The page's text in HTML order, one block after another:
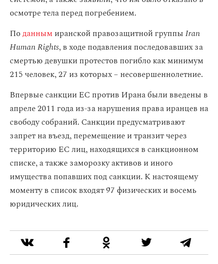
осмотре тела перед погребением.
Поданным иранской правозащитной группыIran
Human Rights, в ходе подавления последовавших за
смертью девушки протестов погибло как минимум
215 человек, 27 из которых – несовершеннолетние.
Впервые санкции ЕС против Ирана были введены в
апреле 2011 года из-за нарушения права иранцев на
свободу собраний. Санкции предусматривают
запрет на въезд, перемещение и транзит через
территорию ЕС лиц, находящихся в санкционном
списке, а также заморозку активов и иного
имущества попавших под санкции. К настоящему
моменту в список входят 97 физических и восемь
юридических лиц.